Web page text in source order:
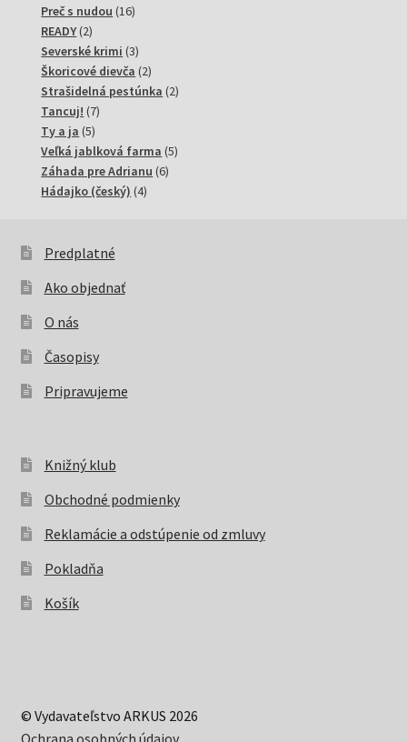
produktov
Preč s nudou 1616
READY 22
produkty
Severské krimi 33
produkty
Škoricové dievča 22
produkty
Strašidelná pestúnka 22
Tancuj! 77
Ty a ja 55
produktov
Veľká jablková farma 55
Záhada pre Adrianu 66
Hádajko (český) 44
Predplatné
Ako objednať
O nás
Časopisy
Pripravujeme
Knižný klub
Obchodné podmienky
Reklamácie a odstúpenie od zmluvy
Pokladňa
Košík
© Vydavateľstvo ARKUS 2026